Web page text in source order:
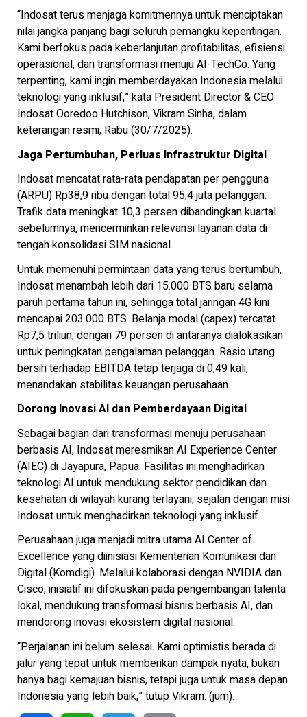
“Indosat terus menjaga komitmennya untuk menciptakan
nilai jangka panjang bagi seluruh pemangku kepentingan.
Kami berfokus pada keberlanjutan profitabilitas, efisiensi
operasional, dan transformasi menuju AI-TechCo. Yang
terpenting, kami ingin memberdayakan Indonesia melalui
teknologi yang inklusif,” kata President Director & CEO
Indosat Ooredoo Hutchison, Vikram Sinha, dalam
keterangan resmi, Rabu (30/7/2025).
Jaga Pertumbuhan, Perluas Infrastruktur Digital
Indosat mencatat rata-rata pendapatan per pengguna
(ARPU) Rp38,9 ribu dengan total 95,4 juta pelanggan.
Trafik data meningkat 10,3 persen dibandingkan kuartal
sebelumnya, mencerminkan relevansi layanan data di
tengah konsolidasi SIM nasional.
Untuk memenuhi permintaan data yang terus bertumbuh,
Indosat menambah lebih dari 15.000 BTS baru selama
paruh pertama tahun ini, sehingga total jaringan 4G kini
mencapai 203.000 BTS. Belanja modal (capex) tercatat
Rp7,5 triliun, dengan 79 persen di antaranya dialokasikan
untuk peningkatan pengalaman pelanggan. Rasio utang
bersih terhadap EBITDA tetap terjaga di 0,49 kali,
menandakan stabilitas keuangan perusahaan.
Dorong Inovasi AI dan Pemberdayaan Digital
Sebagai bagian dari transformasi menuju perusahaan
berbasis AI, Indosat meresmikan AI Experience Center
(AIEC) di Jayapura, Papua. Fasilitas ini menghadirkan
teknologi AI untuk mendukung sektor pendidikan dan
kesehatan di wilayah kurang terlayani, sejalan dengan misi
Indosat untuk menghadirkan teknologi yang inklusif.
Perusahaan juga menjadi mitra utama AI Center of
Excellence yang diinisiasi Kementerian Komunikasi dan
Digital (Komdigi). Melalui kolaborasi dengan NVIDIA dan
Cisco, inisiatif ini difokuskan pada pengembangan talenta
lokal, mendukung transformasi bisnis berbasis AI, dan
mendorong inovasi ekosistem digital nasional.
“Perjalanan ini belum selesai. Kami optimistis berada di
jalur yang tepat untuk memberikan dampak nyata, bukan
hanya bagi kemajuan bisnis, tetapi juga untuk masa depan
Indonesia yang lebih baik,” tutup Vikram. (jum).